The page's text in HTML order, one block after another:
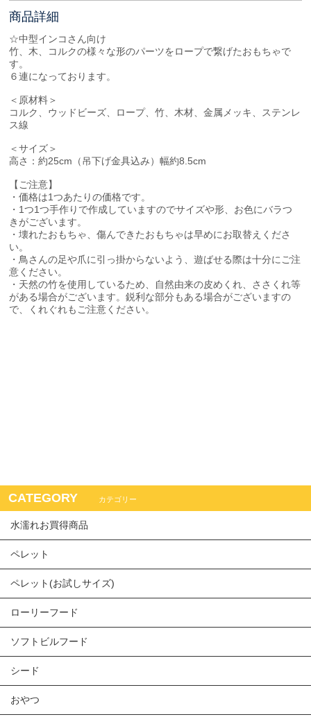
商品詳細
☆中型インコさん向け
竹、木、コルクの様々な形のパーツをロープで繋げたおもちゃで
す。
６連になっております。
＜原材料＞
コルク、ウッドビーズ、ロープ、竹、木材、金属メッキ、ステンレ
ス線
＜サイズ＞
高さ：約25cm（吊下げ金具込み）幅約8.5cm
【ご注意】
・価格は1つあたりの価格です。
・1つ1つ手作りで作成していますのでサイズや形、お色にバラつ
きがございます。
・壊れたおもちゃ、傷んできたおもちゃは早めにお取替えくださ
い。
・鳥さんの足や爪に引っ掛からないよう、遊ばせる際は十分にご注
意ください。
・天然の竹を使用しているため、自然由来の皮めくれ、ささくれ等
がある場合がございます。鋭利な部分もある場合がございますの
で、くれぐれもご注意ください。
CATEGORY カテゴリー
水濡れお買得商品
ペレット
ペレット(お試しサイズ)
ローリーフード
ソフトビルフード
シード
おやつ